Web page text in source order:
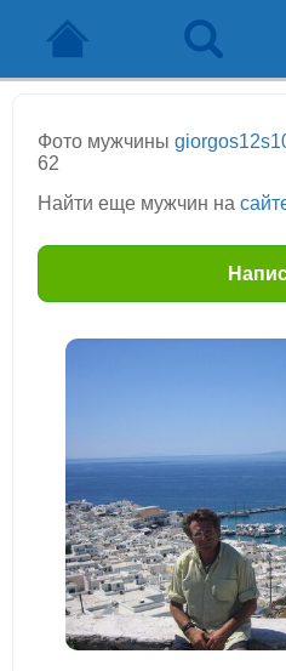
Фото мужчины
62
Найти еще мужчин на